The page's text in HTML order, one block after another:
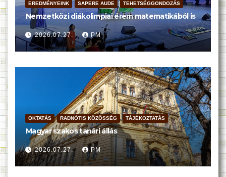
EREDMÉNYEINK SAPERE AUDE TEHETSÉGGONDOZÁS
Nemzetközi diákolimpiai érem matematikából is
2026.07.27. PM
OKTATÁS RADNÓTIS KÖZÖSSÉG TÁJÉKOZTATÁS
Magyar szakos tanári állás
2026.07.27. PM